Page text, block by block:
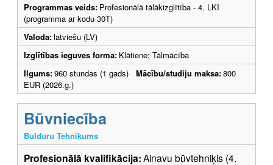
Programmas veids: Profesionālā tālākizglītība - 4. LKI
(programma ar kodu 30T)
Valoda:latviešu (LV)
Izglītības ieguves forma: Klātiene; Tālmācība
Ilgums:960 stundas (1 gads) Mācību/studiju maksa:800
EUR (2026.g.)
Būvniecība
Bulduru Tehnikums
Profesionālā kvalifikācija:Ainavu būvtehniķis (4.